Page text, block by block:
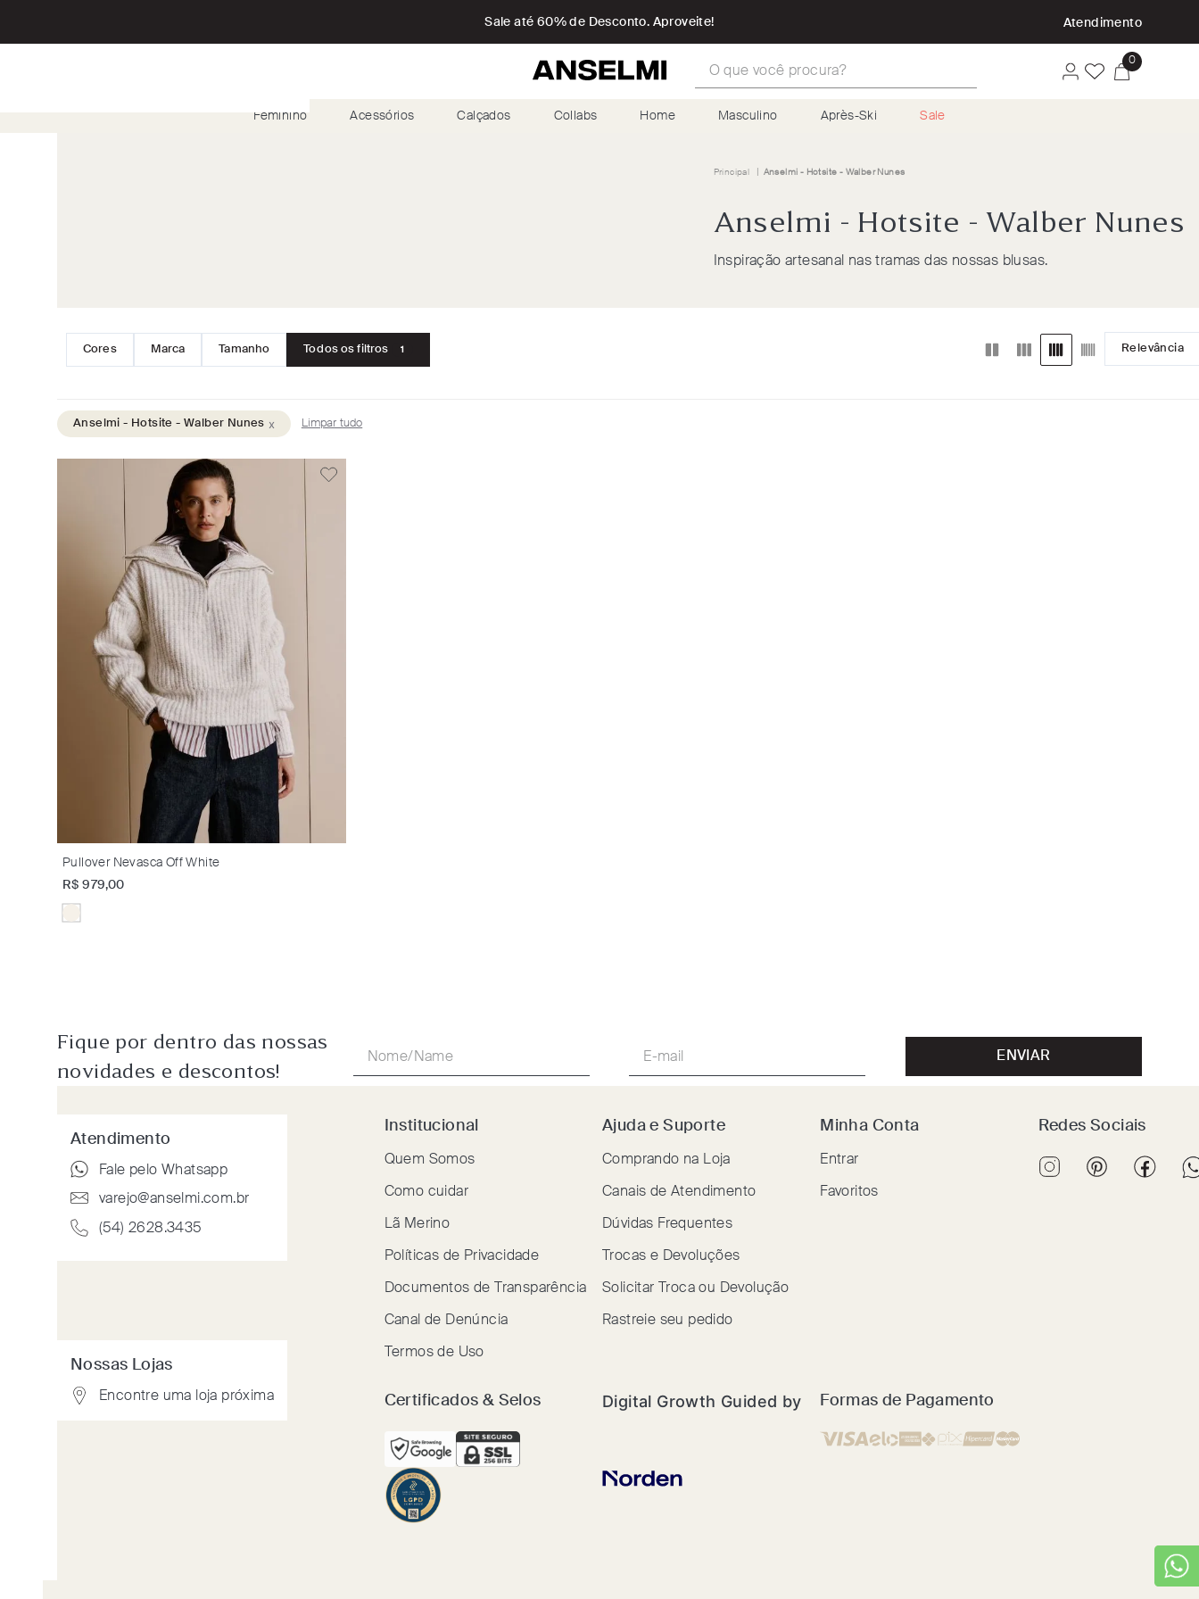
Sale até 60% de Desconto. Aproveite! Atendimento
0
Feminino Acessórios Calçados Collabs Home Masculino Après-Ski Sale
Anselmi - Hotsite - Walber Nunes
Anselmi - Hotsite - Walber Nunes
Inspiração artesanal nas tramas das nossas blusas.
Cores Marca Tamanho Todos os filtros 1 Relevância
Anselmi - Hotsite - Walber Nunes x Limpar tudo
Pullover Nevasca Off White
R$ 979,00
Fique por dentro das nossas
novidades e descontos!
ENVIAR
Atendimento
Fale pelo Whatsapp
varejo@anselmi.com.br
(54) 2628.3435
Nossas Lojas
Encontre uma loja próxima
Institucional
Quem Somos
Como cuidar
Lã Merino
Políticas de Privacidade
Documentos de Transparência
Canal de Denúncia
Termos de Uso
Ajuda e Suporte
Comprando na Loja
Canais de Atendimento
Dúvidas Frequentes
Trocas e Devoluções
Solicitar Troca ou Devolução
Rastreie seu pedido
Minha Conta
Entrar
Favoritos
Redes Sociais
Certificados & Selos Digital Growth Guided by Formas de Pagamento